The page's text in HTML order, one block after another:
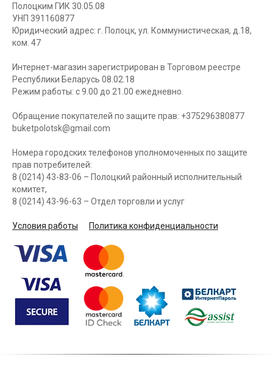
Полоцким ГИК 30.05.08
УНП 391160877
Юридический адрес: г. Полоцк, ул. Коммунистическая, д.18,
ком. 47
Интернет-магазин зарегистрирован в Торговом реестре
Республики Беларусь 08.02.18
Режим работы: с 9.00 до 21.00 ежедневно.
Обращение покупателей по защите прав: +375296380877
buketpolotsk@gmail.com
Номера городских телефонов уполномоченных по защите
прав потребителей:
8 (0214) 43-83-06 – Полоцкий районный исполнительный
комитет,
8 (0214) 43-96-63 – Отдел торговли и услуг
Условия работы Политика конфиденциальности